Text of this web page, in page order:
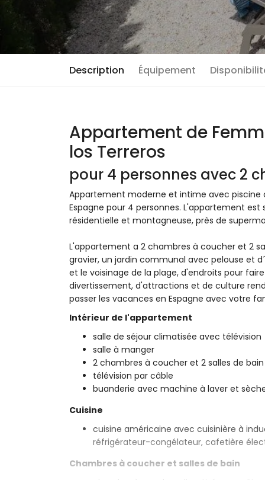
Description Équipement
Appartement de
los Terreros
pour 4 personnes avec 2
Appartement moderne et intime avec piscine
Espagne pour 4 personnes. L'appartement
résidentielle et montagneuse, près de
L'appartement a 2 chambres à coucher et 2
gravier, un jardin communal avec pelouse et
et le voisinage de la plage, d'endroits pour
divertissement, d'attractions et de culture
passer les vacances en Espagne avec votre
Intérieur de l'appartement
salle de séjour climatisée avec télévision
salle à manger
2 chambres à coucher et 2 salles de bain
télévision par câble
buanderie avec machine à laver et
Cuisine
cuisine américaine avec cuisinière à
réfrigérateur-congélateur, cafetière
Chambres à coucher et salles de bain